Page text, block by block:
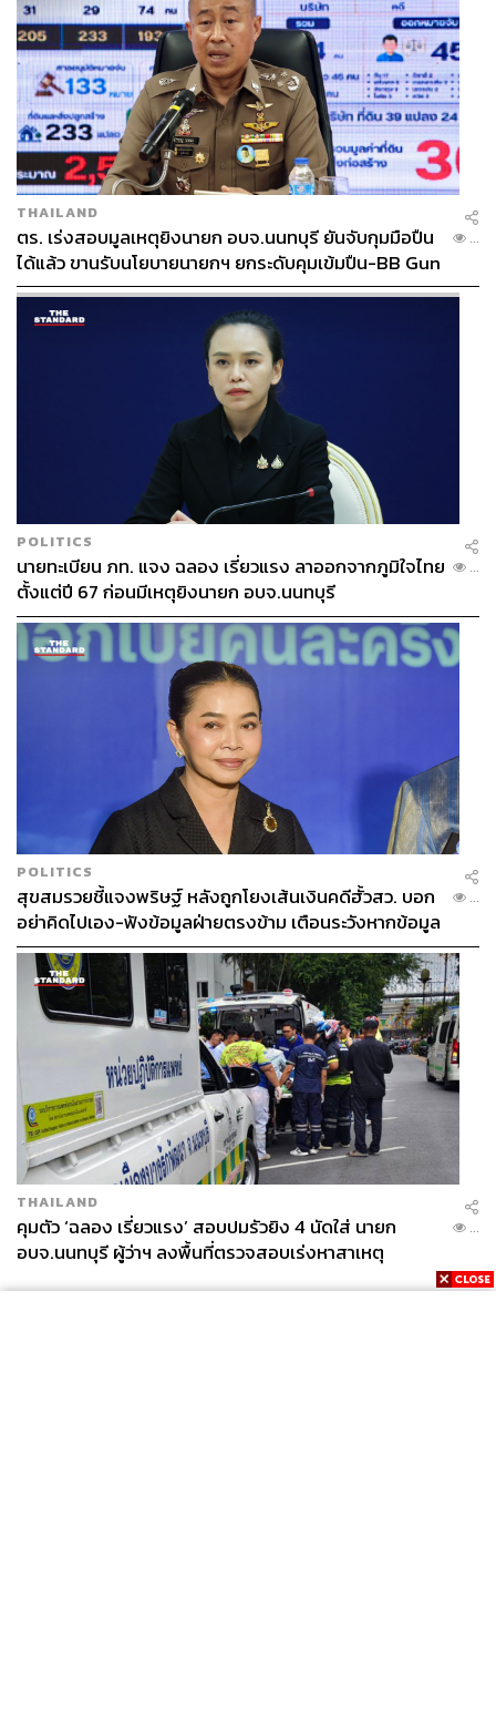
THAILAND
ตร. เร่งสอบมูลเหตุยิงนายก อบจ.นนทบุรี ยันจับกุมมือปืน
ได้แล้ว ขานรับนโยบายนายกฯ ยกระดับคุมเข้มปืน-BB Gun
...
POLITICS
นายทะเบียน ภท. แจง ฉลอง เรี่ยวแรง ลาออกจากภูมิใจไทย
ตั้งแต่ปี 67 ก่อนมีเหตุยิงนายก อบจ.นนทบุรี
...
POLITICS
สุขสมรวยชี้แจงพริษฐ์ หลังถูกโยงเส้นเงินคดีฮั้วสว. บอก
อย่าคิดไปเอง-ฟังข้อมูลฝ่ายตรงข้าม เตือนระวังหากข้อมูล
ไม่จริง
...
THAILAND
คุมตัว ‘ฉลอง เรี่ยวแรง’ สอบปมรัวยิง 4 นัดใส่ นายก
อบจ.นนทบุรี ผู้ว่าฯ ลงพื้นที่ตรวจสอบเร่งหาสาเหตุ
...